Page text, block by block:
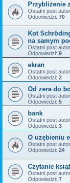
Przybliżenie
Ostatni post
Odpowiedzi: 70
Kot
na samym
Ostatni post
Odpowiedzi: 9
ekran
Ostatni post
Odpowiedzi: 2
Od zera do
Ostatni post
Odpowiedzi: 5
bank
Ostatni post
Odpowiedzi: 3
O uzębieniu
Ostatni post
Odpowiedzi: 24
Czytanie
Ostatni post
Odpowiedzi: 7